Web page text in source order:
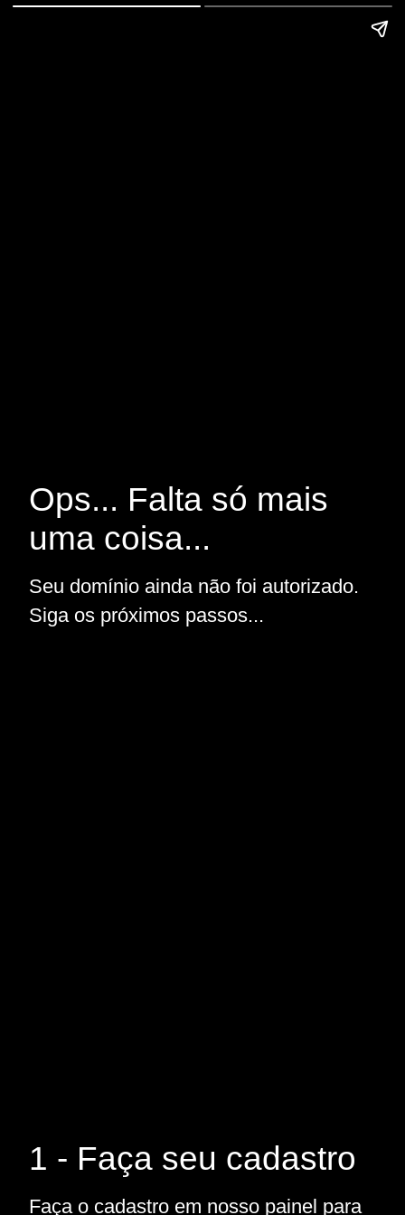
Ops... Falta só mais
uma coisa...
Seu domínio ainda não foi autorizado.
Siga os próximos passos...
1 - Faça seu cadastro
Faça o cadastro em nosso painel para